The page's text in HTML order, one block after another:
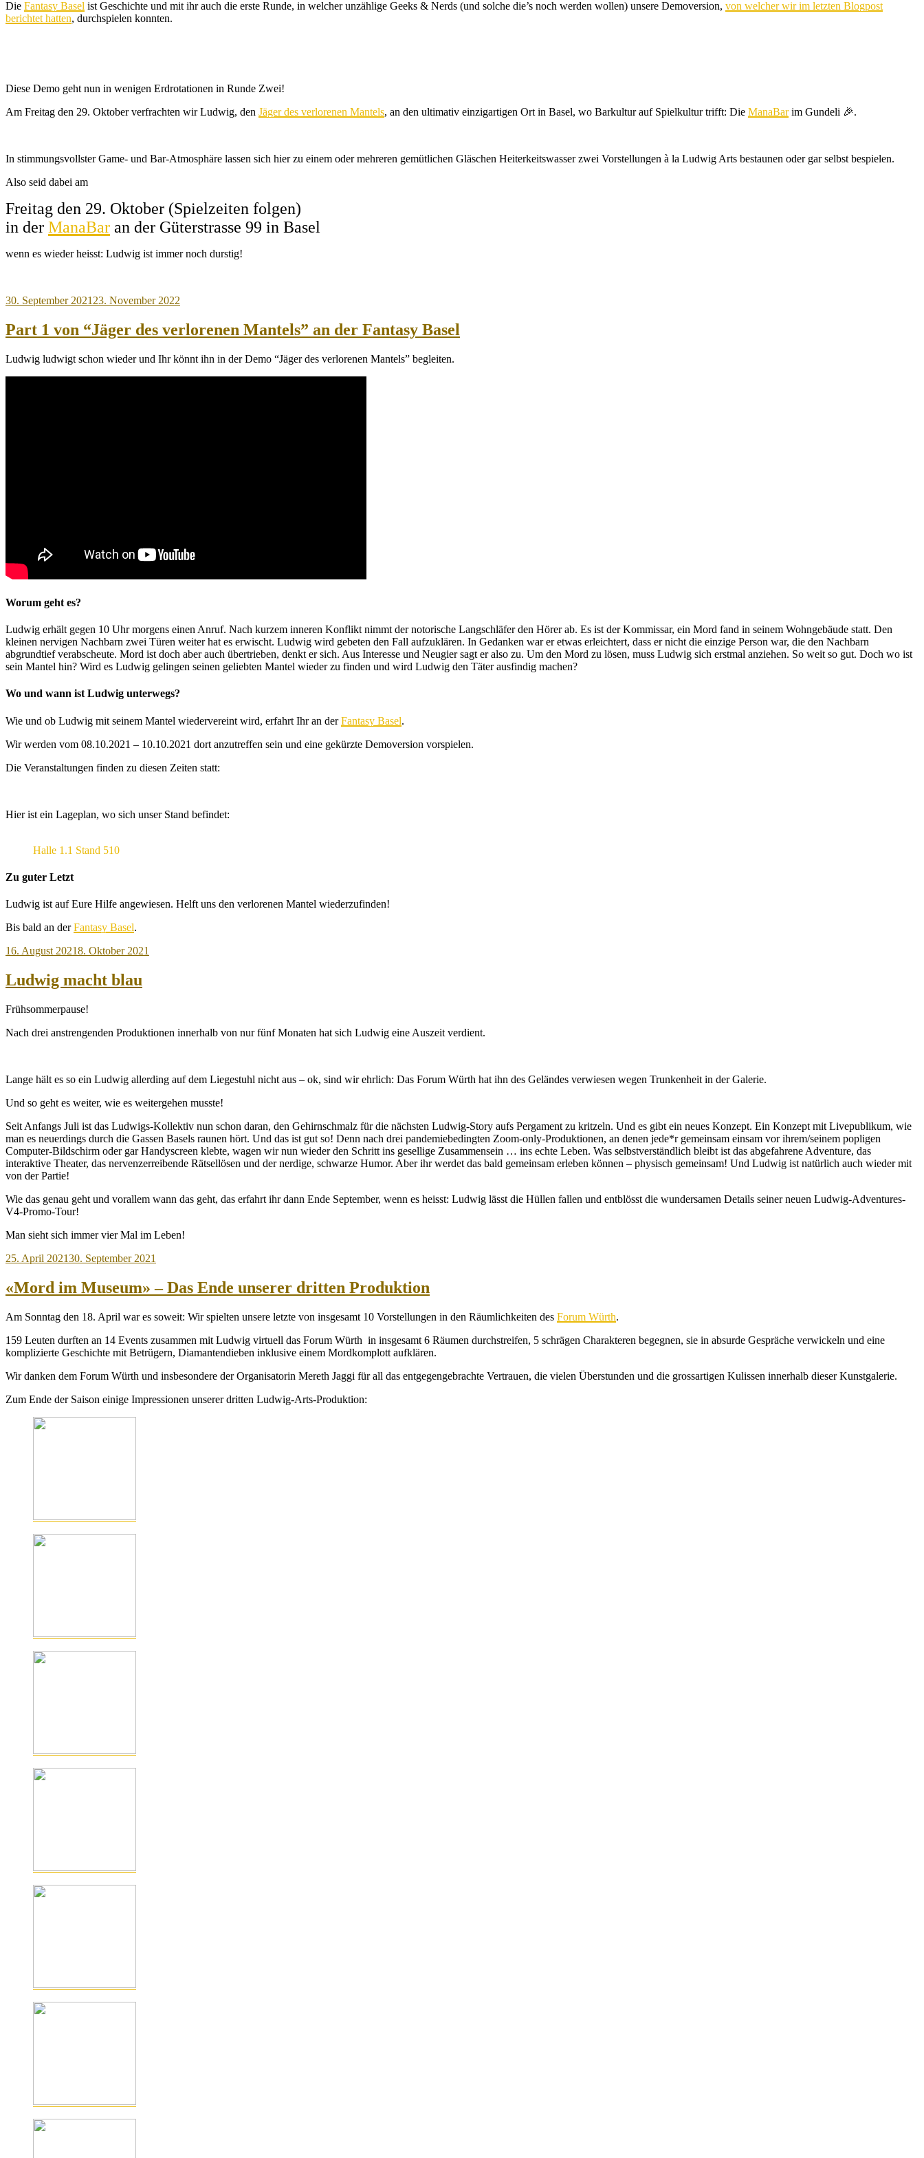
Die Fantasy Basel ist Geschichte und mit ihr auch die erste Runde, in welcher unzählige Geeks & Nerds (und solche die’s noch werden wollen) unsere Demoversion, von welcher wir im letzten Blogpost
berichtet hatten, durchspielen konnten.
Diese Demo geht nun in wenigen Erdrotationen in Runde Zwei!
Am Freitag den 29. Oktober verfrachten wir Ludwig, den Jäger des verlorenen Mantels, an den ultimativ einzigartigen Ort in Basel, wo Barkultur auf Spielkultur trifft: Die ManaBarim Gundeli 🎉.
In stimmungsvollster Game- und Bar-Atmosphäre lassen sich hier zu einem oder mehreren gemütlichen Gläschen Heiterkeitswasser zwei Vorstellungen à la Ludwig Arts bestaunen oder gar selbst bespielen.
Also seid dabei am
Freitag den 29. Oktober (Spielzeiten folgen)
in der ManaBar an der Güterstrasse 99 in Basel
wenn es wieder heisst: Ludwig ist immer noch durstig!
Veröffentlicht
30. September 2021 23. November 2022
Part 1 von “Jäger des verlorenen Mantels” an der Fantasy Basel
Ludwig ludwigt schon wieder und Ihr könnt ihn in der Demo “Jäger des verlorenen Mantels” begleiten.
Worum geht es?
Ludwig erhält gegen 10 Uhr morgens einen Anruf. Nach kurzem inneren Konflikt nimmt der notorische Langschläfer den Hörer ab. Es ist der Kommissar, ein Mord fand in seinem Wohngebäude statt. Den
kleinen nervigen Nachbarn zwei Türen weiter hat es erwischt. Ludwig wird gebeten den Fall aufzuklären. In Gedanken war er etwas erleichtert, dass er nicht die einzige Person war, die den Nachbarn
abgrundtief verabscheute. Mord ist doch aber auch übertrieben, denkt er sich. Aus Interesse und Neugier sagt er also zu. Um den Mord zu lösen, muss Ludwig sich erstmal anziehen. So weit so gut. Doch wo ist
sein Mantel hin? Wird es Ludwig gelingen seinen geliebten Mantel wieder zu finden und wird Ludwig den Täter ausfindig machen?
Wo und wann ist Ludwig unterwegs?
Wie und ob Ludwig mit seinem Mantel wiedervereint wird, erfahrt Ihr an derFantasy Basel.
Wir werden vom 08.10.2021 – 10.10.2021 dort anzutreffen sein und eine gekürzte Demoversion vorspielen.
Die Veranstaltungen finden zu diesen Zeiten statt:
Hier ist ein Lageplan, wo sich unser Stand befindet:
Halle 1.1 Stand 510
Zu guter Letzt
Ludwig ist auf Eure Hilfe angewiesen. Helft uns den verlorenen Mantel wiederzufinden!
Bis bald an derFantasy Basel.
Veröffentlicht
16. August 20218. Oktober 2021
Ludwig macht blau
Frühsommerpause!
Nach drei anstrengenden Produktionen innerhalb von nur fünf Monaten hat sich Ludwig eine Auszeit verdient.
Lange hält es so ein Ludwig allerding auf dem Liegestuhl nicht aus – ok, sind wir ehrlich: Das Forum Würth hat ihn des Geländes verwiesen wegen Trunkenheit in der Galerie.
Und so geht es weiter, wie es weitergehen musste!
Seit Anfangs Juli ist das Ludwigs-Kollektiv nun schon daran, den Gehirnschmalz für die nächsten Ludwig-Story aufs Pergament zu kritzeln. Und es gibt ein neues Konzept. Ein Konzept mit Livepublikum, wie
man es neuerdings durch die Gassen Basels raunen hört. Und das ist gut so! Denn nach drei pandemiebedingten Zoom-only-Produktionen, an denen jede*r gemeinsam einsam vor ihrem/seinem popligen
Computer-Bildschirm oder gar Handyscreen klebte, wagen wir nun wieder den Schritt ins gesellige Zusammensein … ins echte Leben. Was selbstverständlich bleibt ist das abgefahrene Adventure, das
interaktive Theater, das nervenzerreibende Rätsellösen und der nerdige, schwarze Humor. Aber ihr werdet das bald gemeinsam erleben können – physisch gemeinsam! Und Ludwig ist natürlich auch wieder mit
von der Partie!
Wie das genau geht und vorallem wann das geht, das erfahrt ihr dann Ende September, wenn es heisst: Ludwig lässt die Hüllen fallen und entblösst die wundersamen Details seiner neuen Ludwig-Adventures-
V4-Promo-Tour!
Man sieht sich immer vier Mal im Leben!
Veröffentlicht
25. April 202130. September 2021
«Mord im Museum» – Das Ende unserer dritten Produktion
Am Sonntag den 18. April war es soweit: Wir spielten unsere letzte von insgesamt 10 Vorstellungen in den Räumlichkeiten des Forum Würth.
159 Leuten durften an 14 Events zusammen mit Ludwig virtuell das Forum Würth in insgesamt 6 Räumen durchstreifen, 5 schrägen Charakteren begegnen, sie in absurde Gespräche verwickeln und eine
komplizierte Geschichte mit Betrügern, Diamantendieben inklusive einem Mordkomplott aufklären.
Wir danken dem Forum Würth und insbesondere der Organisatorin Mereth Jaggi für all das entgegengebrachte Vertrauen, die vielen Überstunden und die grossartigen Kulissen innerhalb dieser Kunstgalerie.
Zum Ende der Saison einige Impressionen unserer dritten Ludwig-Arts-Produktion: